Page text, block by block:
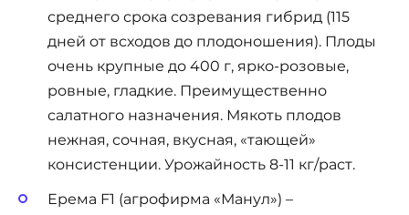
среднего срока созревания гибрид (115
дней от всходов до плодоношения). Плоды
очень крупные до 400 г, ярко-розовые,
ровные, гладкие. Преимущественно
салатного назначения. Мякоть плодов
нежная, сочная, вкусная, «тающей»
консистенции. Урожайность 8-11 кг/раст.
Ерема F1 (агрофирма «Манул») –